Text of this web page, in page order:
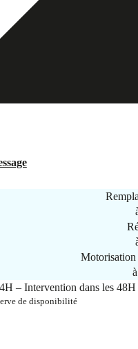
Motorisation
– Intervention dans les
de disponibilité